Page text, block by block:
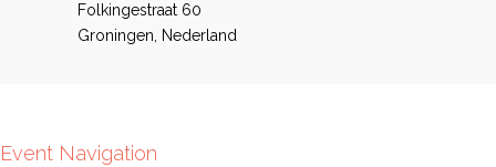
Folkingestraat 60
Groningen
Nederland
Event Navigation